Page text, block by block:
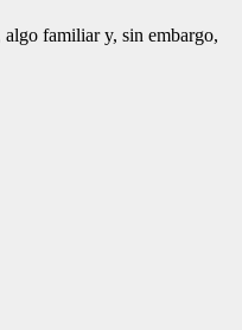
algo familiar y, sin embargo,